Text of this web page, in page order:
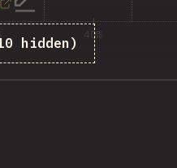
hidden)
40%